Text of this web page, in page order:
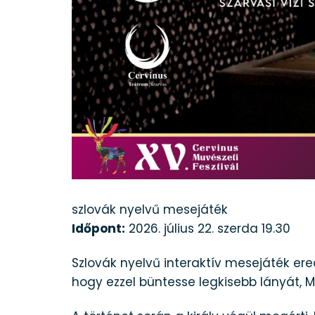
szlovák nyelvű mesejáték
Időpont: 2026. július 22. szerda 19.30
Szlovák nyelvű interaktív mesejáték
hogy ezzel büntesse legkisebb lányát,